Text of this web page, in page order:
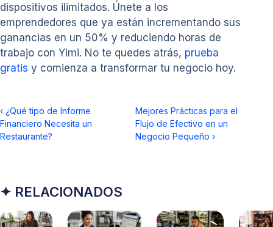
dispositivos ilimitados. Únete a los
emprendedores que ya están incrementando sus
ganancias en un 50% y reduciendo horas de
trabajo con Yimi. No te quedes atrás, prueba
gratis y comienza a transformar tu negocio hoy.
‹ ¿Qué tipo de Informe
Financiero Necesita un
Restaurante?
Mejores Prácticas para el
Flujo de Efectivo en un
Negocio Pequeño ›
✦ RELACIONADOS